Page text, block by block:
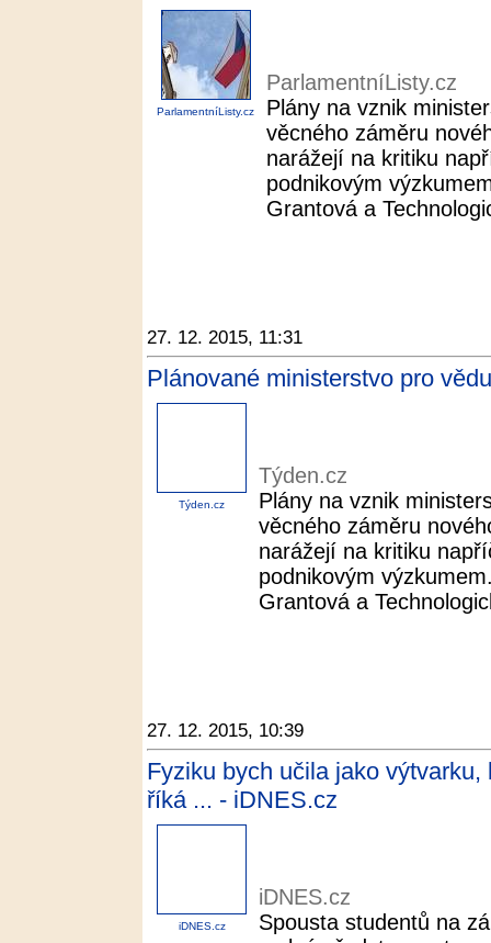
ParlamentníListy.cz
ParlamentníListy.cz
Plány na vznik
věcného záměru
narážejí na kritiku
podnikovým
Grantová a
27. 12. 2015, 11:31
Plánované ministerstvo pro
Týden.cz
Týden.cz
Plány na vznik
věcného záměru
narážejí na kritiku
podnikovým
Grantová a
27. 12. 2015, 10:39
Fyziku bych učila jako
říká ... - iDNES.cz
iDNES.cz
iDNES.cz
Spousta studentů na